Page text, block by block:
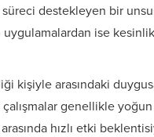
süreci destekleyen bir
ise
kişiyle arasındaki
çalışmalar genellikle
hızlı etki